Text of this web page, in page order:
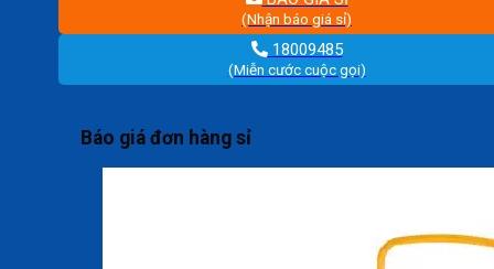
lượng
(Nhận báo giá sỉ)
18009485
(Miễn cước cuộc gọi)
Báo giá đơn hàng sỉ